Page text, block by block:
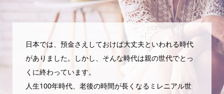
日本では、預金さえしておけば大丈夫といわれる時代
がありました。しかし、そんな時代は親の世代でとっ
くに終わっています。
人生100年時代、老後の時間が長くなるミレニアル世